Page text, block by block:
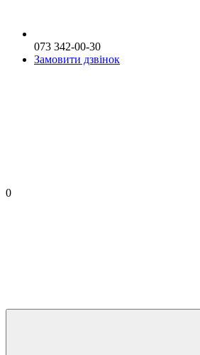
073 342-00-30
Замовити дзвінок
0